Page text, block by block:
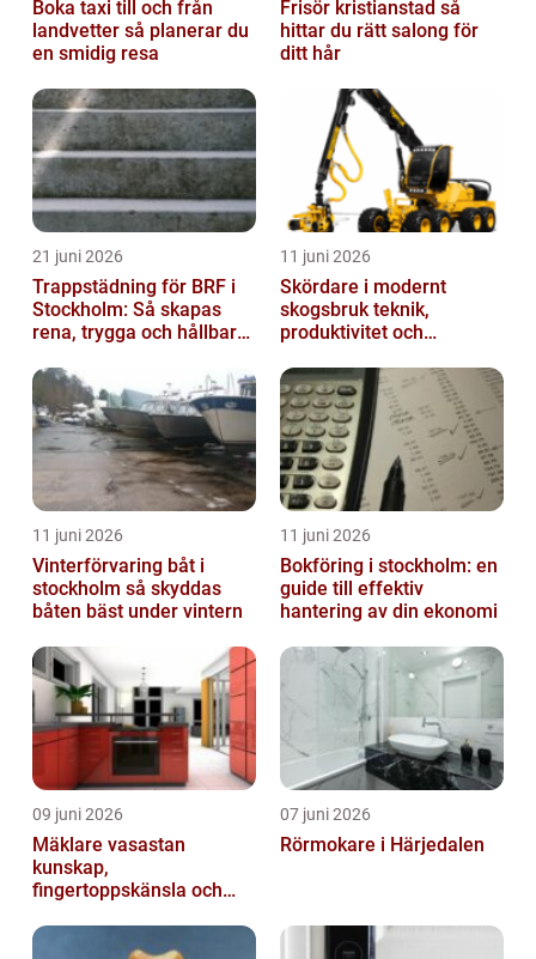
Boka taxi till och från
landvetter så planerar du
en smidig resa
Frisör kristianstad så
hittar du rätt salong för
ditt hår
21 juni 2026
Trappstädning för BRF i
Stockholm: Så skapas
rena, trygga och hållbara
11 juni 2026
Skördare i modernt
skogsbruk teknik,
produktivitet och
11 juni 2026
Vinterförvaring båt i
stockholm så skyddas
båten bäst under vintern
11 juni 2026
Bokföring i stockholm: en
guide till effektiv
hantering av din ekonomi
09 juni 2026
Mäklare vasastan
kunskap,
fingertoppskänsla och
07 juni 2026
Rörmokare i Härjedalen